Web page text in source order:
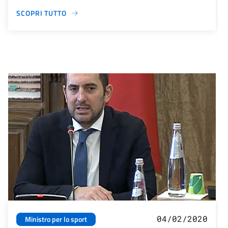
SCOPRI TUTTO
Ministro per lo sport 04/02/2020